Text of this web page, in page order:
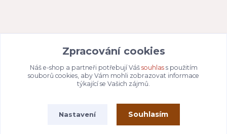
049 80 662
/ DIČ: CZ04980662
info@dizajnvbydleni.cz
Zpracování cookies
Náš e-shop a partneři potřebují Váš souhlass použitím
souborů cookies, aby Vám mohli zobrazovat informace
týkající se Vašich zájmů.
Nastavení Souhlasím